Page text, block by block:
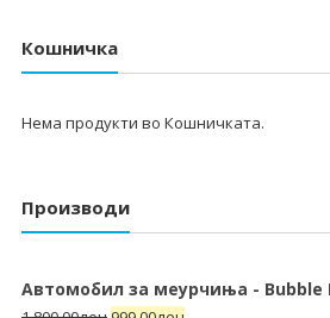
Кошничка
Нема продукти во Кошничката.
Производи
Автомобил за меурчиња - Bubble